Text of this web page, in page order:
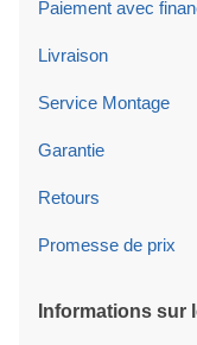
Paiement avec
Livraison
Service Montage
Garantie
Retours
Promesse de prix
Informations sur